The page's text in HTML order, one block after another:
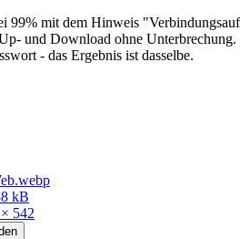
99% mit dem Hinweis
und Download ohne
- das Ergebnis ist dasselbe.
kB
542